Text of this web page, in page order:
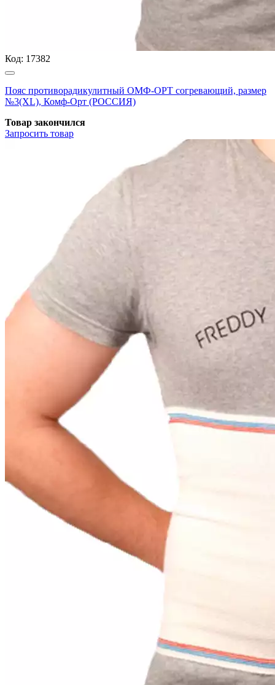
Код: 17382
Пояс противорадикулитный ОМФ-ОРТ согревающий, размер
№3(ХL), Комф-Орт (РОССИЯ)
Товар закончился
Запросить товар